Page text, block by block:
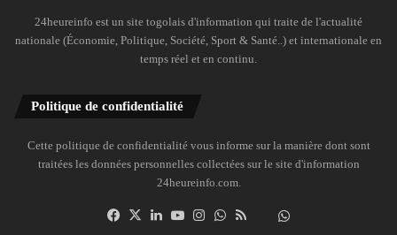
24heureinfo est un site togolais d'information qui traite de l'actualité
nationale (Économie, Politique, Société, Sport & Santé..) et internationale en
temps réel et en continu.
Politique de confidentialité
Cette politique de confidentialité vous informe sur la manière dont sont
traitées les données personnelles collectées sur le site d'information
24heureinfo.com.
Facebook
X LinkedinYouTubeInstagramWhatsAppDailymotion